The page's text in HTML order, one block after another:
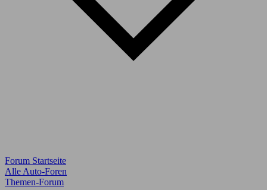
Forum Startseite
Alle Auto-Foren
Themen-Forum